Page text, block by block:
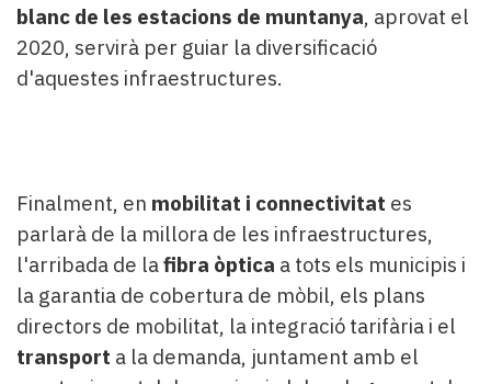
blanc de les estacions de muntanya, aprovat el
2020, servirà per guiar la diversificació
d'aquestes infraestructures.
Finalment, en mobilitat i connectivitat es
parlarà de la millora de les infraestructures,
l'arribada de lafibra òptica a tots els municipis i
la garantia de cobertura de mòbil, els plans
directors de mobilitat, la integració tarifària i el
transport a la demanda, juntament amb el